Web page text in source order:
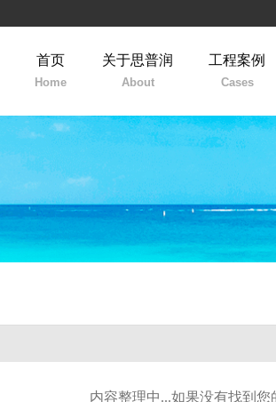
首页
Home
关于思普润
About
工程案例
Cases
内容整理中...如果没有找到您